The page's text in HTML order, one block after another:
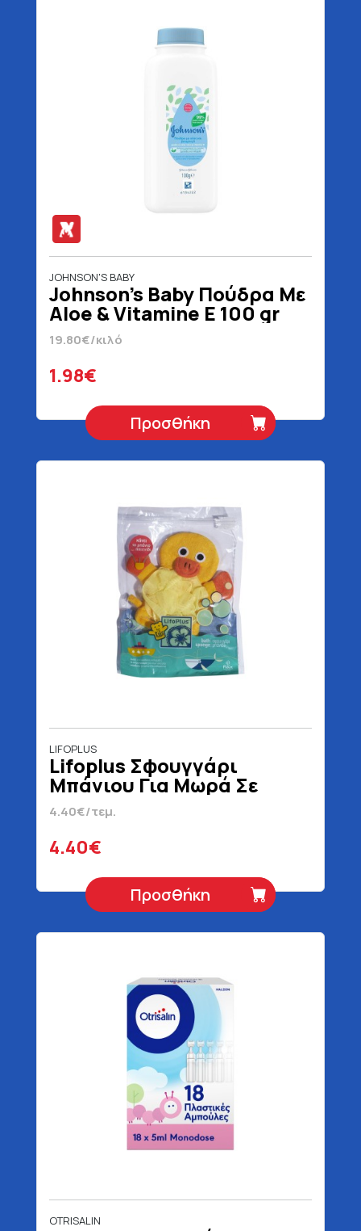
JOHNSON'S BABY
Johnson's Baby Πούδρα Με
Aloe & Vitamine E 100 gr
19.80€/κιλό
1.98€
Προσθήκη
LIFOPLUS
Lifoplus Σφουγγάρι
Μπάνιου Για Μωρά Σε
Διάφορα Ζωάκια
4.40€/τεμ.
4.40€
Προσθήκη
OTRISALIN